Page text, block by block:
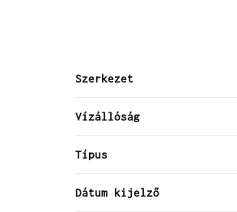
Szerkezet
Vízállóság
Típus
Dátum kijelző